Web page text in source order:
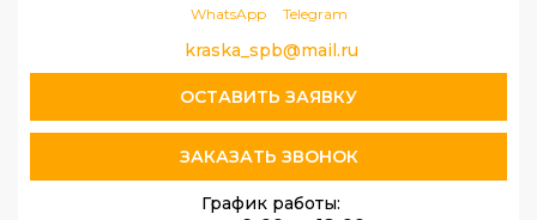
WhatsApp Telegram
kraska_spb@mail.ru
ОСТАВИТЬ ЗАЯВКУ
ЗАКАЗАТЬ ЗВОНОК
График работы: